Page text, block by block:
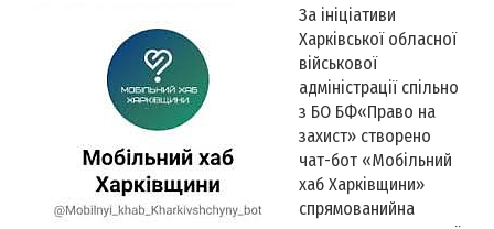
За ініціативи
Харківської обласної
військової
адміністрації спільно
з БО БФ«Право на
захист» створено
чат-бот «Мобільний
хаб Харківщини»
спрямованийна